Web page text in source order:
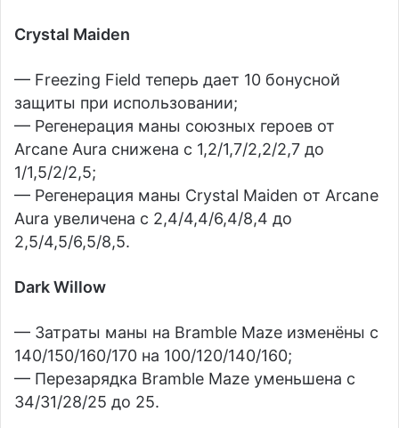
Crystal Maiden
— Freezing Field теперь дает 10 бонусной
защиты при использовании;
— Регенерация маны союзных героев от
Arcane Aura снижена с 1,2/1,7/2,2/2,7 до
1/1,5/2/2,5;
— Регенерация маны Crystal Maiden от Arcane
Aura увеличена с 2,4/4,4/6,4/8,4 до
2,5/4,5/6,5/8,5.
Dark Willow
— Затраты маны на Bramble Maze изменёны с
140/150/160/170 на 100/120/140/160;
— Перезарядка Bramble Maze уменьшена с
34/31/28/25 до 25.